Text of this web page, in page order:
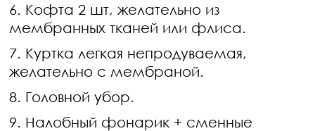
6. Кофта 2 шт, желательно из
мембранных тканей или флиса.
7. Куртка легкая непродуваемая,
желательно с мембраной.
8. Головной убор.
9. Налобный фонарик + сменные